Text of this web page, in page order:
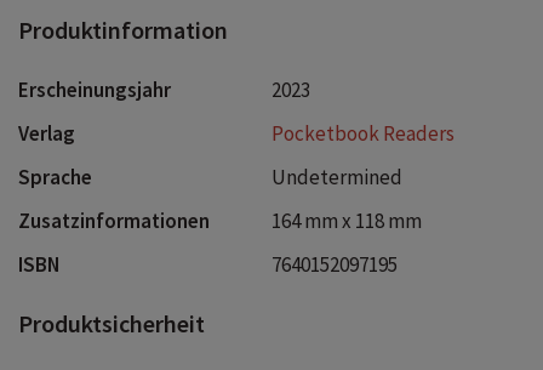
Produktinformation
Erscheinungsjahr
2023
Verlag
Pocketbook Readers
Sprache
Undetermined
Zusatzinformationen
164 mm x 118 mm
ISBN
7640152097195
Produktsicherheit